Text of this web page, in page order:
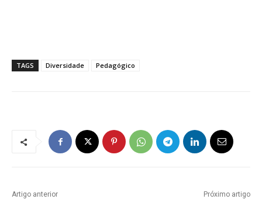
TAGS Diversidade Pedagógico
Artigo anterior Próximo artigo